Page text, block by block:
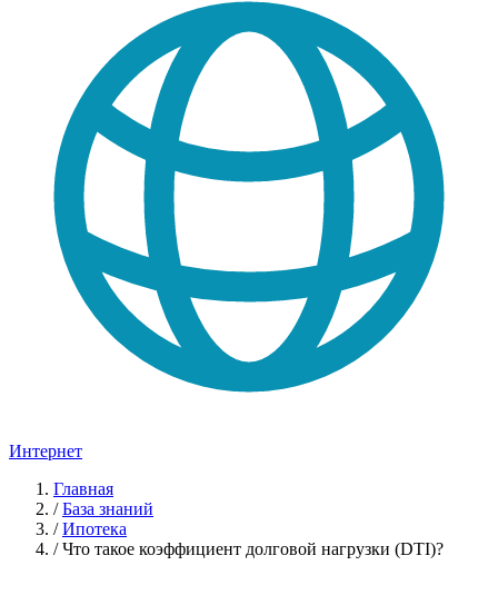
Интернет
Главная
/ База знаний
/ Ипотека
/ Что такое коэффициент долговой нагрузки (DTI)?